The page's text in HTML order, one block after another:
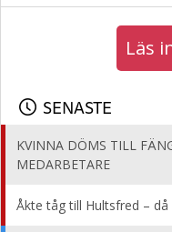
Läs
SENASTE
KVINNA DÖMS TILL
MEDARBETARE
Åkte tåg till Hultsfred – då